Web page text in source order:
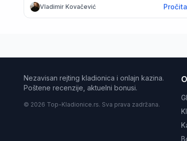
Vladimir Kovačević
Nezavisan rejting kladionica i onlajn kazina.
Poštene recenzije, aktuelni bonusi.
© 2026 Top-Kladionice.rs. Sva prava zadržana.